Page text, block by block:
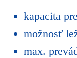
kapacita
možnosť
max.